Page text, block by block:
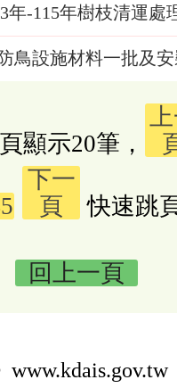
年-115年樹枝清運
鳥設施材料一批及
顯示20筆，
下一
頁
快速跳
回上一頁